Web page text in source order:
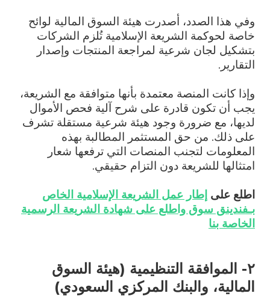
وفي هذا الصدد، أصدرت هيئة السوق المالية لوائح
خاصة لحوكمة الشريعة الإسلامية تُلزم الشركات
بتشكيل لجان شرعية لمراجعة المنتجات وإصدار
التقارير.
وإذا كانت المنصة معتمدة بأنها متوافقة مع الشريعة،
يجب أن تكون قادرة على شرح آلية فحص الأموال
لديها، مع ضرورة وجود هيئة شرعية مستقلة تشرف
على ذلك. من حق المستثمر المطالبة بهذه
المعلومات لتجنب المنصات التي ترفعها شعار
امتثالها للشريعة دون التزام حقيقي.
اطلع على إطار عمل الشريعة الإسلامية الخاص
بـفندينق سوق واطلع على شهادة الشريعة الرسمية
الخاصة بنا
٢- الموافقة التنظيمية (هيئة السوق
المالية، والبنك المركزي السعودي)